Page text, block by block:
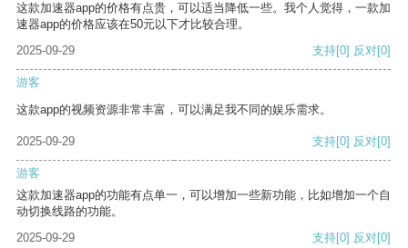
这款加速器app的价格有点贵，可以适当降低一些。我个人觉得，一款加
速器app的价格应该在50元以下才比较合理。
2025-09-29
支持[0] 反对[0]
游客
这款app的视频资源非常丰富，可以满足我不同的娱乐需求。
2025-09-29 支持[0] 反对[0]
游客
这款加速器app的功能有点单一，可以增加一些新功能，比如增加一个自
动切换线路的功能。
2025-09-29
支持[0] 反对[0]